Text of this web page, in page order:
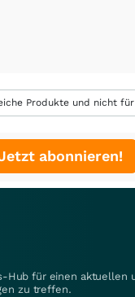
Produkte und nicht
abonnieren!
Hub für einen aktuellen
zu treffen.